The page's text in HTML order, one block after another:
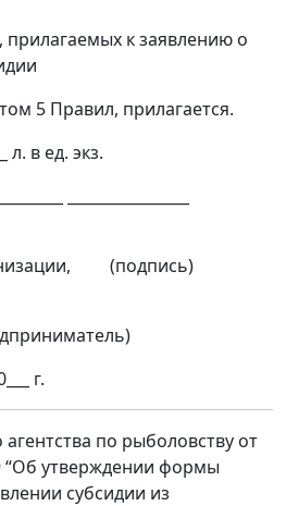
к заявлению о
5 Правил, прилагается.
в ед. экз.
(подпись)
г.
по рыболовству от
“Об утверждении формы
субсидии из